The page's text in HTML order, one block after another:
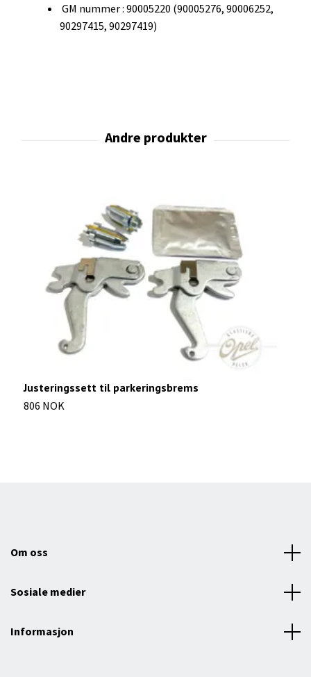
GM nummer : 90005220 (90005276, 90006252,
90297415, 90297419)
Justeringssett til parkeringsbrems
806 NOK
Om oss
Sosiale medier
Informasjon